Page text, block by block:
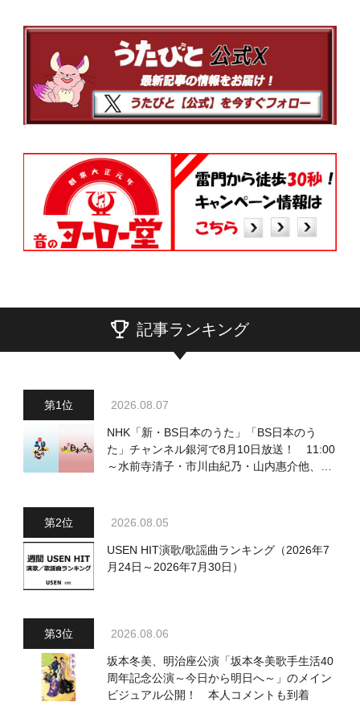
記事ランキング
2026.08.07
NHK「新・BS日本のうた」「BS日本のう
た」チャンネル銀河で8月10日放送！ 11:00
～水前寺清子・市川由紀乃・山内惠介他、
2026.08.05
USEN HIT演歌/歌謡曲ランキング（2026年7
月24日～2026年7月30日）
2026.08.06
坂本冬美、明治座公演「坂本冬美歌手生活40
周年記念公演～今日から明日へ～」のメイン
ビジュアル公開！ 本人コメントも到着